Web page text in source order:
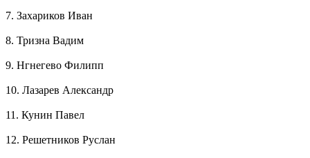
7. Захариков Иван
8. Тризна Вадим
9. Нгнегево Филипп
10. Лазарев Александр
11. Кунин Павел
12. Решетников Руслан